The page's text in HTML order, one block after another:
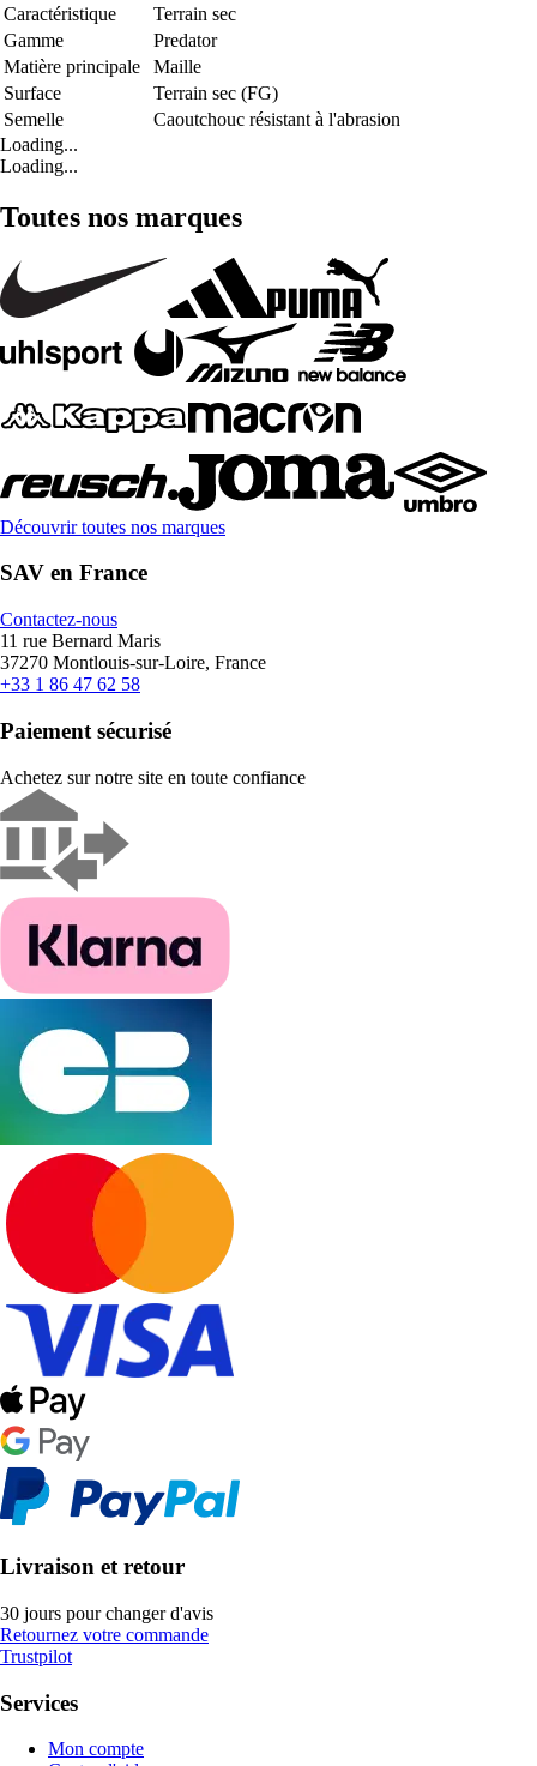
Caractéristique
Terrain sec
Gamme
Predator
Matière principale
Maille
Surface
Terrain sec (FG)
Semelle
Caoutchouc résistant à l'abrasion
Loading...
Loading...
Toutes nos marques
Découvrir toutes nos marques
SAV en France
Contactez-nous
11 rue Bernard Maris
37270 Montlouis-sur-Loire, France
+33 1 86 47 62 58
Paiement sécurisé
Achetez sur notre site en toute confiance
Livraison et retour
30 jours pour changer d'avis
Retournez votre commande
Trustpilot
Services
Mon compte